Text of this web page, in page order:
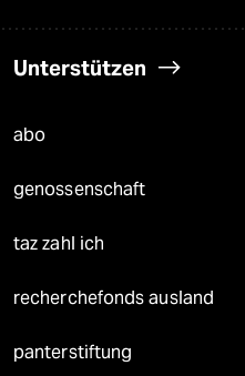
Unterstützen
abo
genossenschaft
taz zahl ich
recherchefonds ausland
panterstiftung